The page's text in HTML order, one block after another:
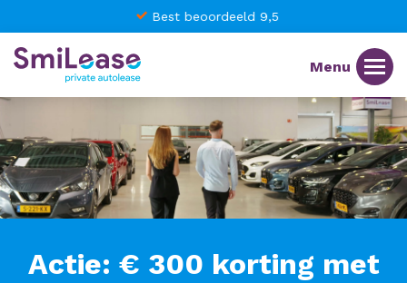
Best beoordeeld 9,5
Actie: € 300 korting met